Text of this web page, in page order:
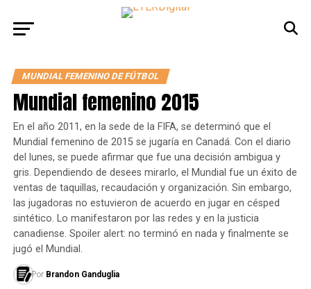
MUNDIAL FEMENINO DE FÚTBOL
Mundial femenino 2015
En el año 2011, en la sede de la FIFA, se determinó que el
Mundial femenino de 2015 se jugaría en Canadá. Con el diario
del lunes, se puede afirmar que fue una decisión ambigua y
gris. Dependiendo de desees mirarlo, el Mundial fue un éxito de
ventas de taquillas, recaudación y organización. Sin embargo,
las jugadoras no estuvieron de acuerdo en jugar en césped
sintético. Lo manifestaron por las redes y en la justicia
canadiense. Spoiler alert: no terminó en nada y finalmente se
jugó el Mundial.
Por Brandon Ganduglia